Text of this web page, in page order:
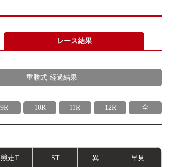
レース結果
重勝式-経過結果
9R 10R 11R 12R 全
競走T ST 異 早見